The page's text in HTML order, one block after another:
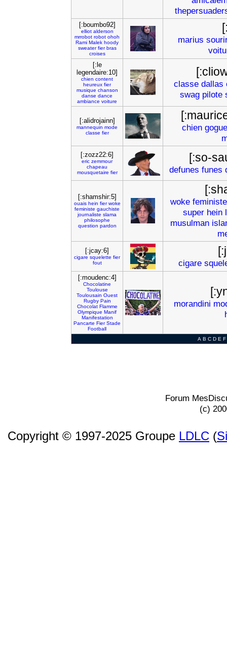
[:boumbo92]
elliot alderson
mrrobot robot ohoh
Rami Malek hoody
sweater fier bras
croises
marius
[:le
legendaire:10]
chien content
heureux fier
musique chanson
danse dance
ambiance voiture
classe dallas
swag pilote
[:alidrojainn]
mannequin mode
classe fier
chien
[:zozz22:6]
eric zemmour
chapeau
mousquetaire fier
[:so-
defunes funes
[:shamshir:5]
ouais hein fier woke
feministe gauchiste
journaliste slama
philosophe
question pardon
woke feministe
super hein
musulman
[:jcay:6]
cigare squelette fier
fout
cigare
[:moudenc:4]
Chocolatine
Toulouse
Toulousain Ouest
Rugby Pain
Chocolat Flamme
Olympique Manif
Manifestation
Pancarte Fier Stade
Football
morandini
A B C D E F
Forum
(c)
Copyright © 1997-2025 Groupe LDLC (